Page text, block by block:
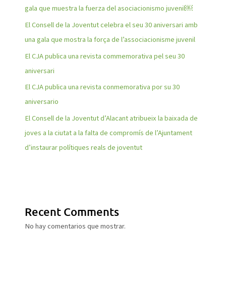
gala que muestra la fuerza del asociacionismo juvenil￼
El Consell de la Joventut celebra el seu 30 aniversari amb
una gala que mostra la força de l’associacionisme juvenil
El CJA publica una revista commemorativa pel seu 30
aniversari
El CJA publica una revista conmemorativa por su 30
aniversario
El Consell de la Joventut d’Alacant atribueix la baixada de
joves a la ciutat a la falta de compromís de l’Ajuntament
d’instaurar polítiques reals de joventut
Recent Comments
No hay comentarios que mostrar.